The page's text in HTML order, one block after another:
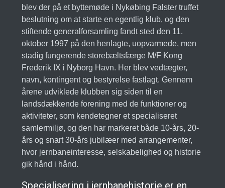
blev der på et byttemøde i Nykøbing Falster truffet
beslutning om at starte en egentlig klub, og den
stiftende generalforsamling fandt sted den 11.
oktober 1997 på den henlagte, uopvarmede, men
stadig fungerende storebæltsfærge M/F Kong
Frederik IX i Nyborg Havn. Her blev vedtægter,
navn, kontingent og bestyrelse fastlagt. Gennem
årene udviklede klubben sig siden til en
landsdækkende forening med de funktioner og
aktiviteter, som kendetegner et specialiseret
samlermiljø, og den har markeret både 10-års, 20-
års og snart 30-års jubilæer med arrangementer,
hvor jernbaneinteresse, selskabelighed og historie
gik hånd i hånd.
Specialisering i jernbanehistorie er en